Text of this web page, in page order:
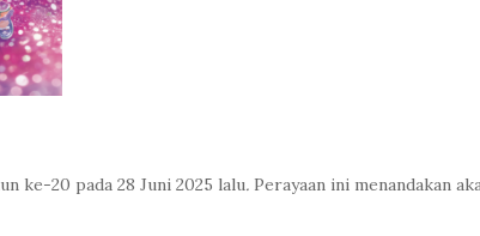
ke-20 pada 28 Juni 2025 lalu. Perayaan ini menandakan